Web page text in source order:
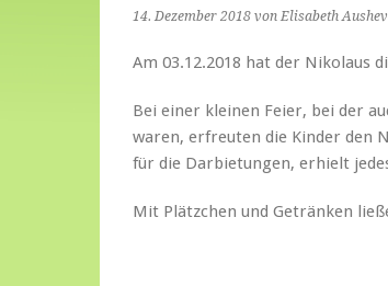
14. Dezember 2018 von Elisabeth
Am 03.12.2018 hat der Nikolaus
Bei einer kleinen Feier, bei der
waren, erfreuten die Kinder den
für die Darbietungen, erhielt
Mit Plätzchen und Getränken